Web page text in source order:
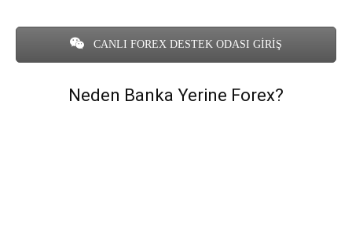
CANLI FOREX DESTEK ODASI GİRİŞ
Neden Banka Yerine Forex?